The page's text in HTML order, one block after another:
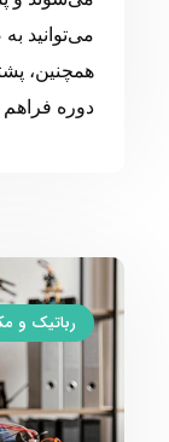
می‌توانید
همچنین،
دوره
رباتیک و